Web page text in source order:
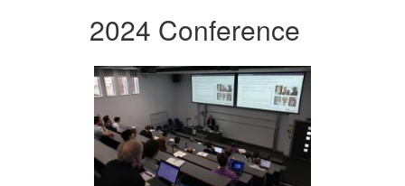
2024 Conference